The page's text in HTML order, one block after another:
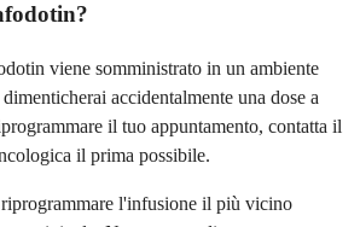
viene somministrato in un ambiente
accidentalmente una dose a
il tuo appuntamento, contatta il
il prima possibile.
l'infusione il più vicino